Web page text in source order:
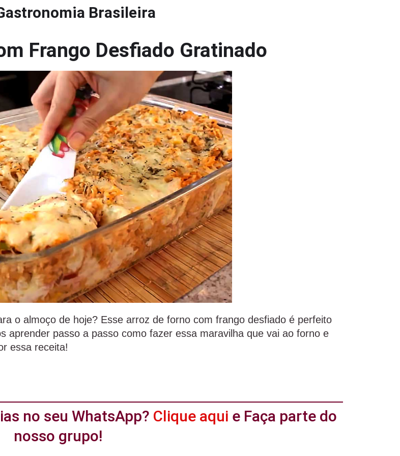
Brasileira
Frango Desfiado Gratinado
o almoço de hoje? Esse arroz de forno com frango desfiado é perfeito
aprender passo a passo como fazer essa maravilha que vai ao forno e
essa receita!
no seu WhatsApp? Clique aqui e Faça parte do
nosso grupo!